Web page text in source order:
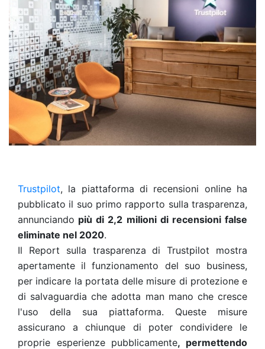
Trustpilot, la piattaforma di recensioni online ha
pubblicato il suo primo rapporto sulla trasparenza,
annunciando più di 2,2 milioni di recensioni false
eliminate nel 2020.
Il Report sulla trasparenza di Trustpilot mostra
apertamente il funzionamento del suo business,
per indicare la portata delle misure di protezione e
di salvaguardia che adotta man mano che cresce
l'uso della sua piattaforma. Queste misure
assicurano a chiunque di poter condividere le
proprie esperienze pubblicamente, permettendo